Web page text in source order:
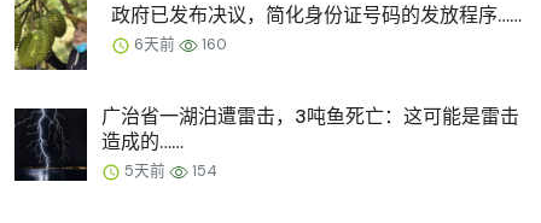
政府已发布决议，简化身份证号码的发放程序……
6天前 160
广治省一湖泊遭雷击，3吨鱼死亡：这可能是雷击
造成的……
5天前 154